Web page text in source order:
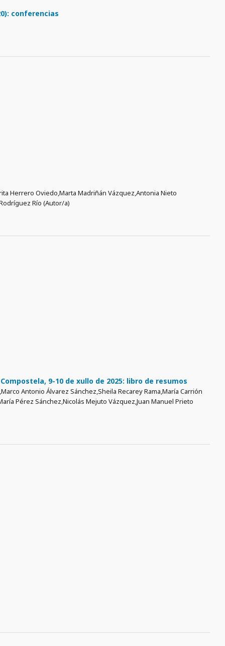
conferencias
Herrero Oviedo,Marta Madriñán Vázquez,Antonia Nieto
Río (Autor/a)
9-10 de xullo de 2025: libro de resumos
Antonio Álvarez Sánchez,Sheila Recarey Rama,María Carrión
Pérez Sánchez,Nicolás Mejuto Vázquez,Juan Manuel Prieto